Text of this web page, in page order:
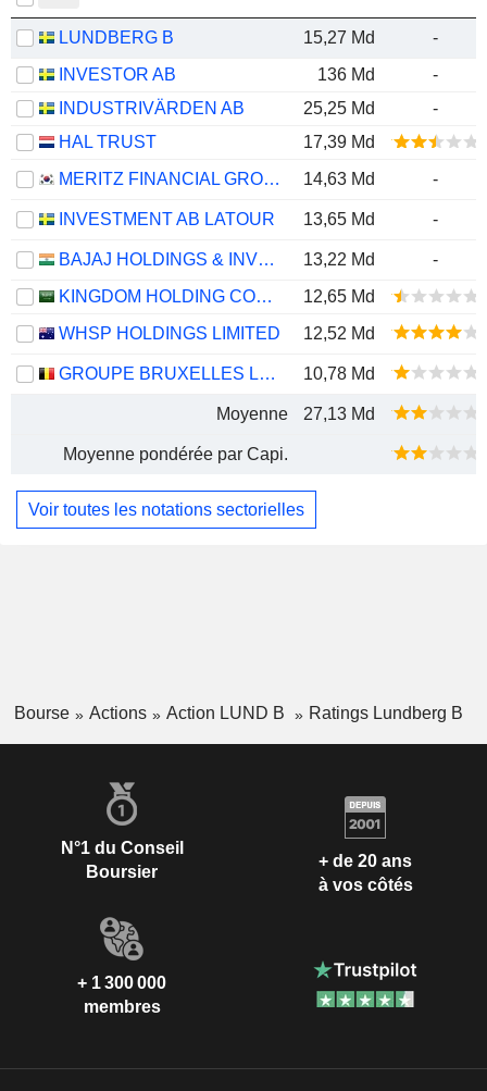
LUNDBERG B 15,27 Md
-
INVESTOR AB
136 Md
-
INDUSTRIVÄRDEN AB
25,25 Md
-
HAL TRUST
17,39 Md
MERITZ FINANCIAL GROUP INC.
14,63 Md -
INVESTMENT AB LATOUR 13,65 Md -
BAJAJ HOLDINGS & INVESTMENT LIMITED 13,22 Md
-
KINGDOM HOLDING COMPANY
12,65 Md
WHSP HOLDINGS LIMITED
12,52 Md
GROUPE BRUXELLES LAMBERT SA 10,78 Md
Moyenne 27,13 Md
Moyenne pondérée par Capi.
Voir toutes les notations sectorielles
Bourse Actions Action LUND B Ratings Lundberg B
N°1 du Conseil
Boursier
+ de 20 ans
à vos côtés
+ 1 300 000
membres